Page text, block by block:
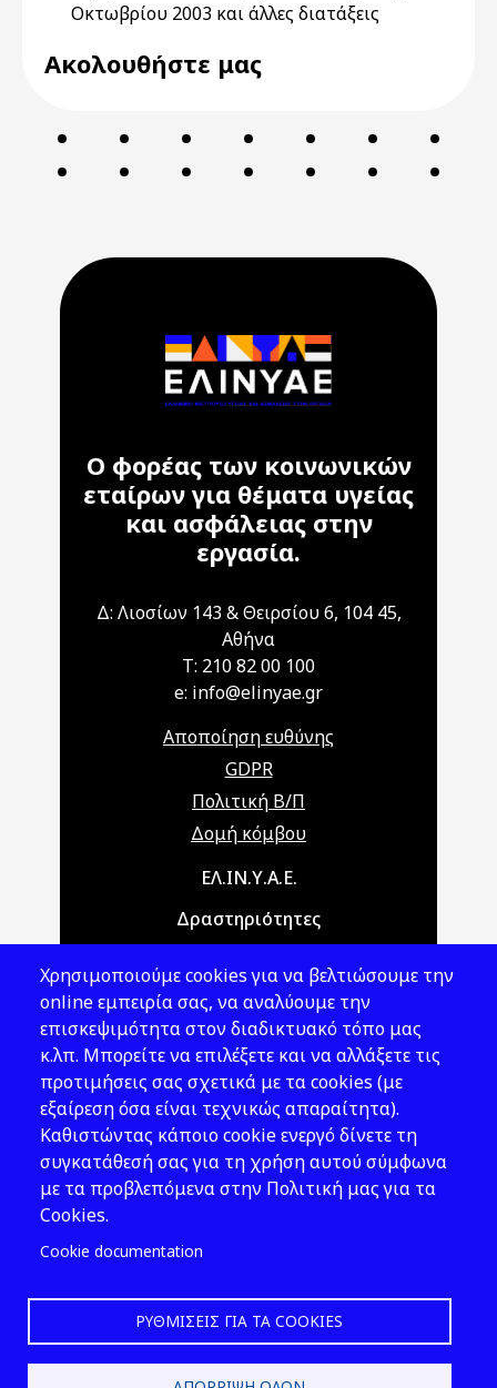
Οκτωβρίου 2003 και άλλες διατάξεις
Ακολουθήστε μας
Ο φορέας των κοινωνικών
εταίρων για θέματα υγείας
και ασφάλειας στην
εργασία.
Δ: Λιοσίων 143 & Θειρσίου 6, 104 45,
Αθήνα
T: 210 82 00 100
e: info@elinyae.gr
Αποποίηση ευθύνης
GDPR
Πολιτική Β/Π
Δομή κόμβου
Main navigationΕΛ.ΙΝ.Υ.Α.Ε.
Δραστηριότητες
Νομοθεσία
Εκδόσεις
Νέα - Εκδηλώσεις
Ακολουθήστε μας
Χρησιμοποιούμε cookies για να βελτιώσουμε την
online εμπειρία σας, να αναλύουμε την
επισκεψιμότητα στον διαδικτυακό τόπο μας
κ.λπ. Μπορείτε να επιλέξετε και να αλλάξετε τις
προτιμήσεις σας σχετικά με τα cookies (με
εξαίρεση όσα είναι τεχνικώς απαραίτητα).
Καθιστώντας κάποιο cookie ενεργό δίνετε τη
συγκατάθεσή σας για τη χρήση αυτού σύμφωνα
με τα προβλεπόμενα στην Πολιτική μας για τα
Cookies.
Cookie documentation
ΡΥΘΜΊΣΕΙΣ ΓΙΑ ΤΑ COOKIES